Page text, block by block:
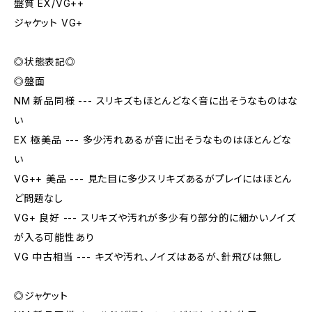
盤質 EX/VG++
ジャケット VG+
◎状態表記◎
◎盤面
NM 新品同様 --- スリキズもほとんどなく音に出そうなものはな
い
EX 極美品 --- 多少汚れあるが音に出そうなものはほとんどな
い
VG++ 美品 --- 見た目に多少スリキズあるがプレイにはほとん
ど問題なし
VG+ 良好 --- スリキズや汚れが多少有り部分的に細かいノイズ
が入る可能性あり
VG 中古相当 --- キズや汚れ、ノイズはあるが、針飛びは無し
◎ジャケット